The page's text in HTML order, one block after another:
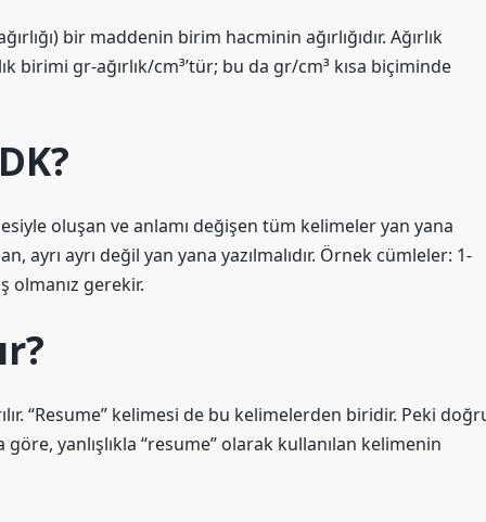
bir maddenin birim hacminin ağırlığıdır. Ağırlık
birimi gr-ağırlık/cm³’tür; bu da gr/cm³ kısa biçiminde
oluşan ve anlamı değişen tüm kelimeler yan yana
ayrı ayrı değil yan yana yazılmalıdır. Örnek cümleler: 1-
olmanız gerekir.
“Resume” kelimesi de bu kelimelerden biridir. Peki
yanlışlıkla “resume” olarak kullanılan kelimenin